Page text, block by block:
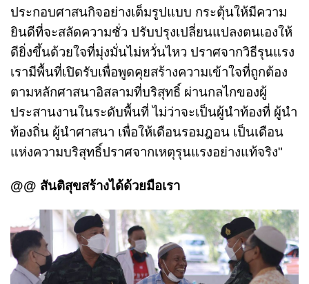
ประกอบศาสนกิจอย่างเต็มรูปแบบ กระตุ้นให้มีความ
ยินดีที่จะสลัดความชั่ว ปรับปรุงเปลี่ยนแปลงตนเองให้
ดียิ่งขึ้นด้วยใจที่มุ่งมั่นไม่หวั่นไหว ปราศจากวิธีรุนแรง
เรามีพื้นที่เปิดรับเพื่อพูดคุยสร้างความเข้าใจที่ถูกต้อง
ตามหลักศาสนาอิสลามที่บริสุทธิ์ ผ่านกลไกของผู้
ประสานงานในระดับพื้นที่ ไม่ว่าจะเป็นผู้นำท้องที่ ผู้นำ
ท้องถิ่น ผู้นำศาสนา เพื่อให้เดือนรอมฎอน เป็นเดือน
แห่งความบริสุทธิ์ปราศจากเหตุรุนแรงอย่างแท้จริง"
@@ สันติสุขสร้างได้ด้วยมือเรา